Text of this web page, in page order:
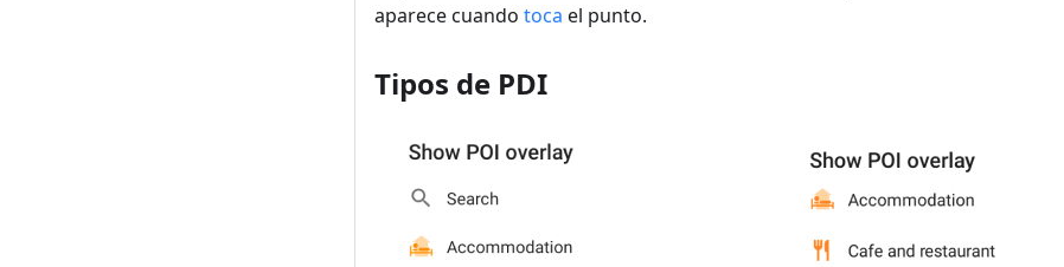
aparece cuando toca el punto.
Tipos de PDI